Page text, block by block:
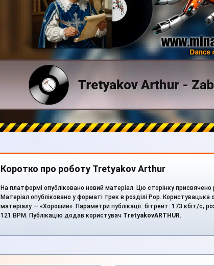
Коротко про роботу Tretyakov Arthur
На платформі опубліковано новий матеріал. Цю сторінку присвячено
Матеріал опубліковано у форматі трек в розділі Pop. Користувацька
матеріалу — «Хороший». Параметри публікації: бітрейт: 173 кбіт/с,
121 BPM. Публікацію додав користувач TretyakovARTHUR.